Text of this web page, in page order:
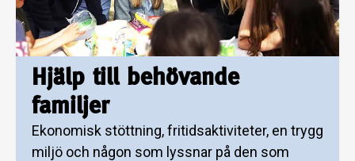
Hjälp till behövande
familjer
Ekonomisk stöttning, fritidsaktiviteter, en trygg
miljö och någon som lyssnar på den som